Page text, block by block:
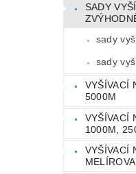
SADY
sady
sady
VYŠÍVACÍ
5000M
VYŠÍVACÍ
1000M,
VYŠÍVACÍ